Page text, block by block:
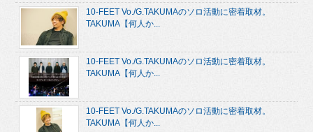
10-FEET Vo./G.TAKUMAのソロ活動に密着取材。
TAKUMA【何人か...
10-FEET Vo./G.TAKUMAのソロ活動に密着取材。
TAKUMA【何人か...
10-FEET Vo./G.TAKUMAのソロ活動に密着取材。
TAKUMA【何人か...